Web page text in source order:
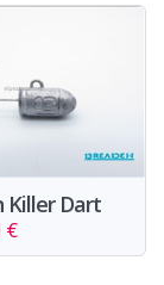
Killer Dart
€